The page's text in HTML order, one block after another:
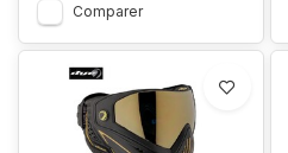
Comparer